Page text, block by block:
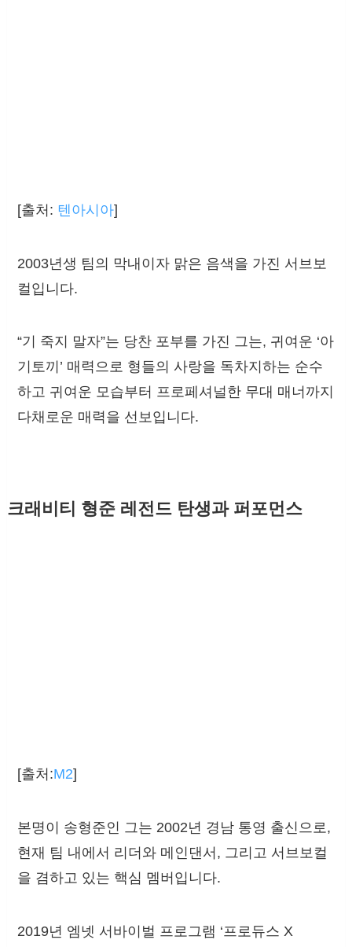
[출처: 텐아시아]
2003년생 팀의 막내이자 맑은 음색을 가진 서브보
컬입니다.
“기 죽지 말자”는 당찬 포부를 가진 그는, 귀여운 ‘아
기토끼’ 매력으로 형들의 사랑을 독차지하는 순수
하고 귀여운 모습부터 프로페셔널한 무대 매너까지
다채로운 매력을 선보입니다.
크래비티 형준 레전드 탄생과 퍼포먼스
[출처:M2]
본명이 송형준인 그는 2002년 경남 통영 출신으로,
현재 팀 내에서 리더와 메인댄서, 그리고 서브보컬
을 겸하고 있는 핵심 멤버입니다.
2019년 엠넷 서바이벌 프로그램 ‘프로듀스 X